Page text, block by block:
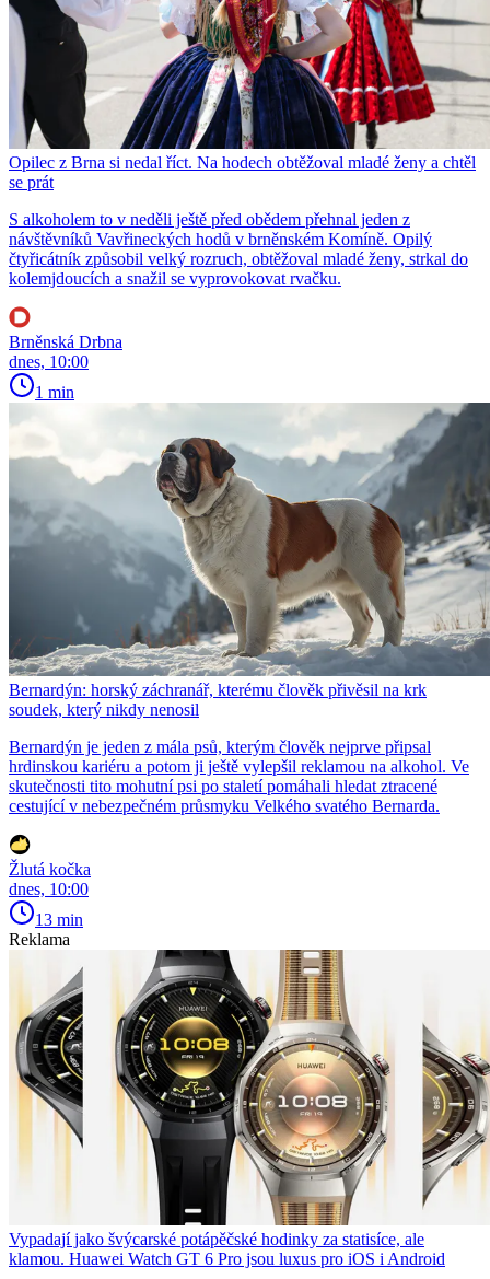
Opilec z Brna si nedal říct. Na hodech obtěžoval mladé ženy a chtěl
se prát
S alkoholem to v neděli ještě před obědem přehnal jeden z
návštěvníků Vavřineckých hodů v brněnském Komíně. Opilý
čtyřicátník způsobil velký rozruch, obtěžoval mladé ženy, strkal do
kolemjdoucích a snažil se vyprovokovat rvačku.
Brněnská Drbna
dnes, 10:00
1 min
Bernardýn: horský záchranář, kterému člověk přivěsil na krk
soudek, který nikdy nenosil
Bernardýn je jeden z mála psů, kterým člověk nejprve připsal
hrdinskou kariéru a potom ji ještě vylepšil reklamou na alkohol. Ve
skutečnosti tito mohutní psi po staletí pomáhali hledat ztracené
cestující v nebezpečném průsmyku Velkého svatého Bernarda.
Žlutá kočka
dnes, 10:00
13 min
Reklama
Vypadají jako švýcarské potápěčské hodinky za statisíce, ale
klamou. Huawei Watch GT 6 Pro jsou luxus pro iOS i Android